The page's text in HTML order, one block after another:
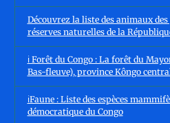
Découvrez la liste des animaux
réserves naturelles de la
ℹ️ Forêt du Congo : La forêt du
Bas-fleuve), province Kôngo
ℹ️Faune : Liste des espèces
démocratique du Congo